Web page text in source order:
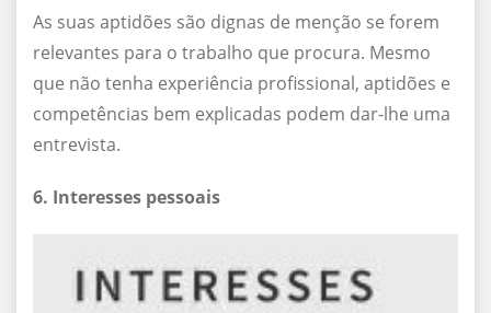
As suas aptidões são dignas de menção se forem
relevantes para o trabalho que procura. Mesmo
que não tenha experiência profissional, aptidões e
competências bem explicadas podem dar-lhe uma
entrevista.
6. Interesses pessoais